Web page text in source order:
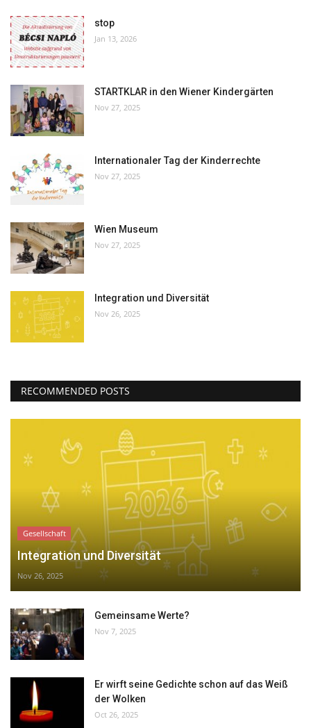
stop
Jan 13, 2026
STARTKLAR in den Wiener Kindergärten
Nov 27, 2025
Internationaler Tag der Kinderrechte
Nov 27, 2025
Wien Museum
Nov 27, 2025
Integration und Diversität
Nov 26, 2025
RECOMMENDED POSTS
Gesellschaft
Integration und Diversität
Nov 26, 2025
Gemeinsame Werte?
Nov 7, 2025
Er wirft seine Gedichte schon auf das Weiß
der Wolken
Oct 26, 2025